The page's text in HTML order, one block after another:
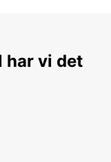
har vi det